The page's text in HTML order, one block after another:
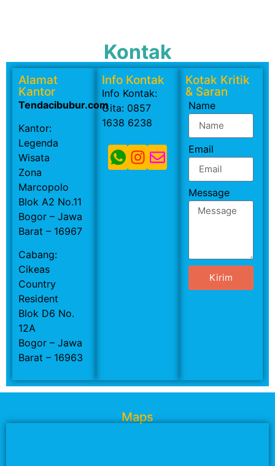
Kontak
Alamat
Kantor
Tendacibubur.com
Kantor:
Legenda
Wisata
Zona
Marcopolo
Blok A2 No.11
Bogor – Jawa
Barat – 16967
Cabang:
Cikeas
Country
Resident
Blok D6 No.
12A
Bogor – Jawa
Barat – 16963
Info Kontak
Info Kontak:
Gita: 0857
1638 6238
Kotak Kritik
& Saran
Name
Email
Message
Kirim
Maps